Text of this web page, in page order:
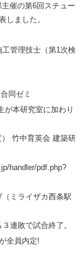
催の第6回スチュー
しました。
管理技士（第1次検
同ゼミ
が本研究室に加わり
竹中育英会 建築研
pdf.php?
ミライザカ西条駅
連敗で試合終了。
全員内定!